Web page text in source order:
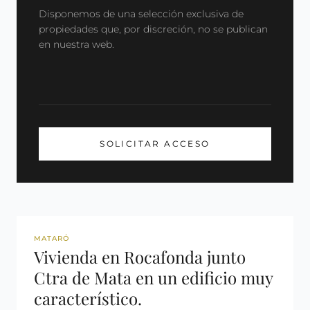
Disponemos de una selección exclusiva de
propiedades que, por discreción, no se publican
en nuestra web.
SOLICITAR ACCESO
REF: 2988
MATARÓ
Vivienda en Rocafonda junto
Ctra de Mata en un edificio muy
característico.